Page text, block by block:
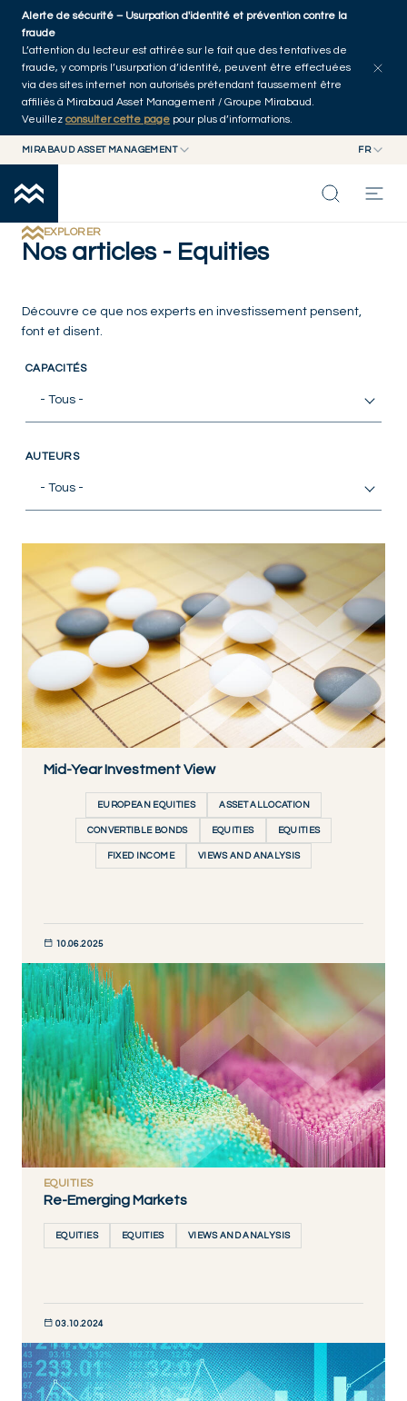
Skip to main content
Alerte de sécurité – Usurpation d'identité et prévention contre la
fraude
L’attention du lecteur est attirée sur le fait que des tentatives de
fraude, y compris l’usurpation d’identité, peuvent être effectuées
via des sites internet non autorisés prétendant faussement être
affiliés à Mirabaud Asset Management / Groupe Mirabaud.
Veuillez consulter cette page pour plus d’informations.
MIRABAUD ASSET MANAGEMENT
MIRABAUD ASSET MANAGEMENT
MIRABAUD INVESTMENTS
FR
FR
FONDS
Accueil
Explorer les articles
EXPLORER
Nos articles - Equities
Découvre ce que nos experts en investissement pensent,
font et disent.
CAPACITÉS
- Tous -
AUTEURS
- Tous -
Mid-Year Investment View
EUROPEAN EQUITIES ASSET ALLOCATION
CONVERTIBLE BONDS EQUITIES EQUITIES
FIXED INCOME VIEWS AND ANALYSIS
10.06.2025
DÉCOUVRIR MAINTENANT
EQUITIES
Re-Emerging Markets
EQUITIES EQUITIES VIEWS AND ANALYSIS
03.10.2024
DÉCOUVRIR MAINTENANT